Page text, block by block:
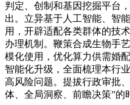
判定、创制和基因挖掘平台
出。立异基于人工智能、智
用，开辟适配各类群体的技
办理机制。鞭策合成生物手
模化使用，优化算力供需婚
智能化升级，全面梳理本行
高风险问题。提拔行政审批
体、全局洞察、前瞻决策”的